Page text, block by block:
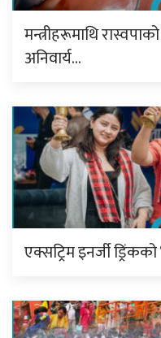
मन्त्रीहरूमाथि
अनिवार्य…
एक्सट्रिम इनर्जी